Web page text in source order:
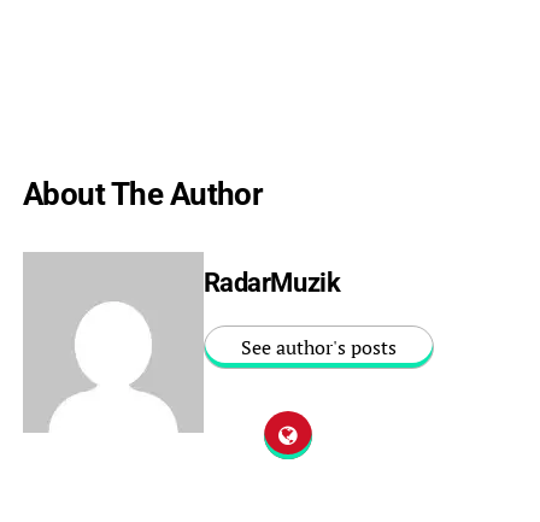
About The Author
RadarMuzik
See author's posts